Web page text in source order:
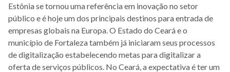
Estônia se tornou uma referência em inovação no setor
público e é hoje um dos principais destinos para entrada de
empresas globais na Europa. O Estado do Ceará e o
município de Fortaleza também já iniciaram seus processos
de digitalização estabelecendo metas para digitalizar a
oferta de serviços públicos. No Ceará, a expectativa é ter um